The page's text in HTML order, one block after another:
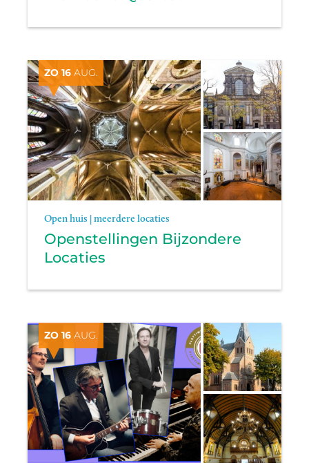
ZO 16 AUG.
Open huis | meerdere locaties
Openstellingen Bijzondere
Locaties
ZO 16 AUG.